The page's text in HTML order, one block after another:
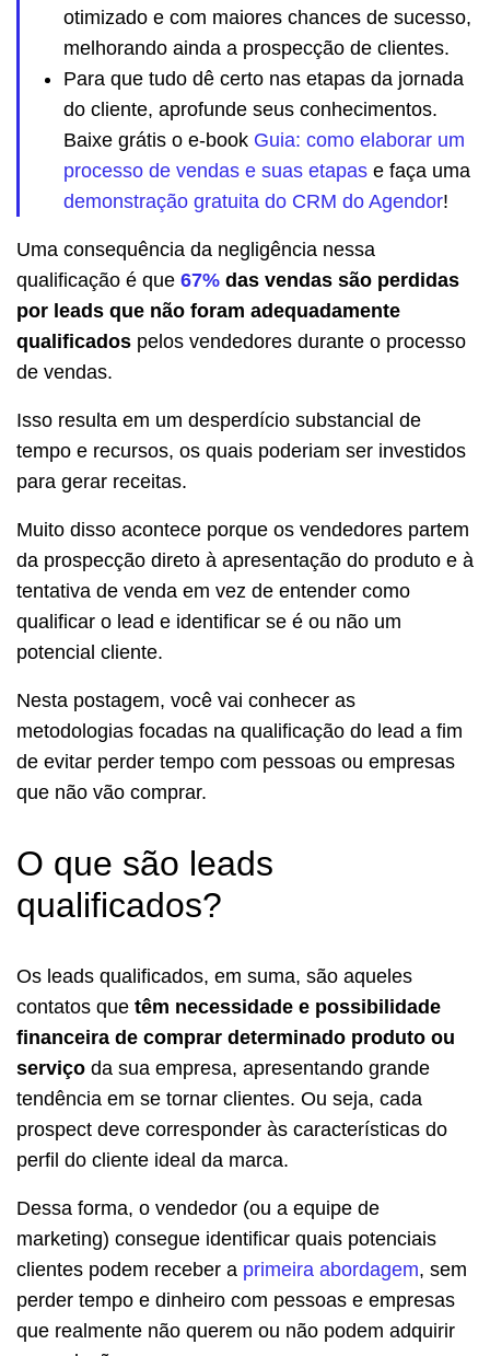
otimizado e com maiores chances de sucesso,
melhorando ainda a prospecção de clientes.
Para que tudo dê certo nas etapas da jornada
do cliente, aprofunde seus conhecimentos.
Baixe grátis o e-book Guia: como elaborar um
processo de vendas e suas etapas e faça uma
demonstração gratuita do CRM do Agendor!
Uma consequência da negligência nessa
qualificação é que 67% das vendas são perdidas
por leads que não foram adequadamente
qualificados pelos vendedores durante o processo
de vendas.
Isso resulta em um desperdício substancial de
tempo e recursos, os quais poderiam ser investidos
para gerar receitas.
Muito disso acontece porque os vendedores partem
da prospecção direto à apresentação do produto e à
tentativa de venda em vez de entender como
qualificar o lead e identificar se é ou não um
potencial cliente.
Nesta postagem, você vai conhecer as
metodologias focadas na qualificação do lead a fim
de evitar perder tempo com pessoas ou empresas
que não vão comprar.
O que são leads
qualificados?
Os leads qualificados, em suma, são aqueles
contatos que têm necessidade e possibilidade
financeira de comprar determinado produto ou
serviço da sua empresa, apresentando grande
tendência em se tornar clientes. Ou seja, cada
prospect deve corresponder às características do
perfil do cliente ideal da marca.
Dessa forma, o vendedor (ou a equipe de
marketing) consegue identificar quais potenciais
clientes podem receber a primeira abordagem, sem
perder tempo e dinheiro com pessoas e empresas
que realmente não querem ou não podem adquirir